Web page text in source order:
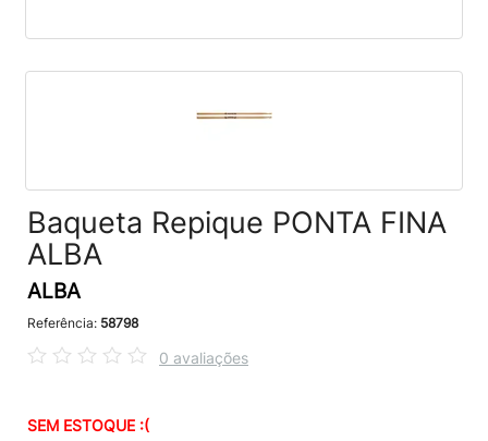
Baqueta Repique PONTA FINA
ALBA
ALBA
Referência: 58798
0 avaliações
SEM ESTOQUE :(